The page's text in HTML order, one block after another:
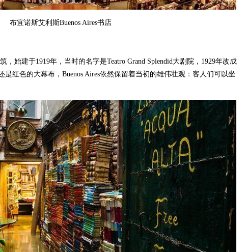
布宜诺斯艾利斯Buenos Aires书店
始建于1919年，当时的名字是Teatro Grand Splendid大剧院，1929年改成
红色的大幕布，Buenos Aires依然保留着当初的雄伟壮观：客人们可以坐